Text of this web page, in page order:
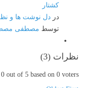
کشتار
در دل نوشت ها و
توسط مصطفی
نظرات (3
)
0 out of 5 based on 0 voters